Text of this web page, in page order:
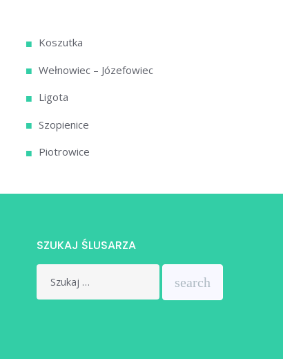
Koszutka
Wełnowiec – Józefowiec
Ligota
Szopienice
Piotrowice
SZUKAJ ŚLUSARZA
search